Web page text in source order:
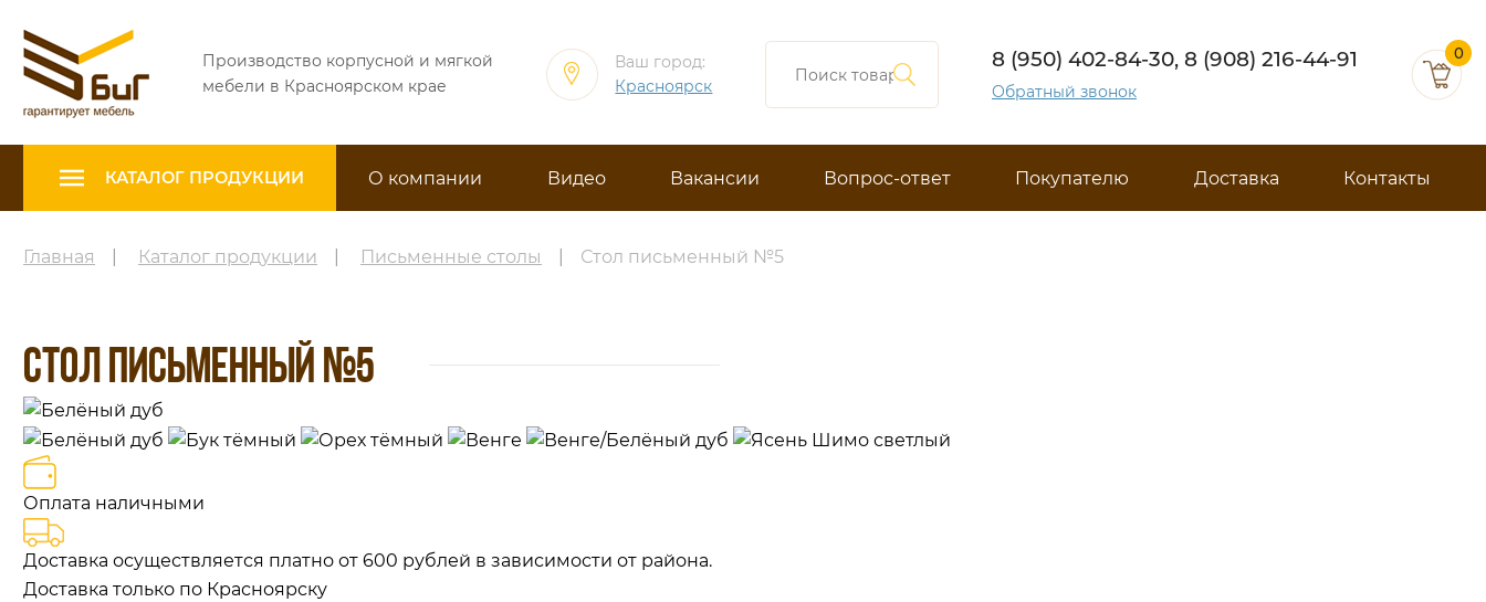
Производство корпусной и мягкой
мебели в Красноярском крае
Ваш город:
Красноярск
8 (950) 402-84-30, 8 (908) 216-44-91
Обратный звонок
0
КАТАЛОГ ПРОДУКЦИИ О компании Видео Вакансии Вопрос-ответ Покупателю Доставка Контакты
Главная Каталог продукции Письменные столы Стол письменный №5
СТОЛ ПИСЬМЕННЫЙ №5
Оплата наличными
Доставка осуществляется платно от 600 рублей в зависимости от района.
Доставка только по Красноярску